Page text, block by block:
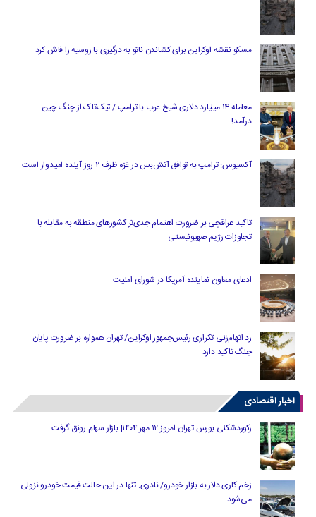
مسکو نقشه اوکراین برای کشاندن ناتو به درگیری با روسیه را فاش کرد
معامله ۱۴ میلیارد دلاری شیخ عرب با ترامپ / تیک‌تاک از چنگ چین
درآمد!
آکسیوس: ترامپ به توافق آتش‌بس در غزه ظرف ۲ روز آینده امیدوار است
تاکید عراقچی بر ضرورت اهتمام جدی‌تر کشورهای منطقه به مقابله با
تجاوزات رژیم صهیونیستی
ادعای معاون نماینده آمریکا در شورای امنیت
رد اتهام‌زنی تکراری رئیس‌جمهور اوکراین/ تهران همواره بر ضرورت پایان
جنگ تاکید دارد
اخبار اقتصادی
رکوردشکنی بورس تهران امروز ۱۲ مهر ۱۴۰۴| بازار سهام رونق گرفت
زخم کاری دلار به بازار خودرو/ نادری: تنها در این حالت قیمت خودرو نزولی
می‌شود